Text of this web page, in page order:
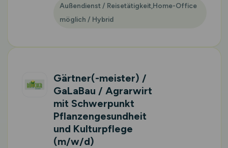
Außendienst / Reisetätigkeit,Home-Office
möglich / Hybrid
Gärtner(-meister) /
GaLaBau / Agrarwirt
mit Schwerpunkt
Pflanzengesundheit
und Kulturpflege
(m/w/d)